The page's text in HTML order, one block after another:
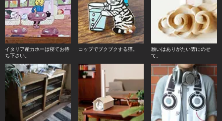
イタリア産カホーは寝てお待
ち下さい。
コップでブクブクする猫。
願いはありがたい雲にのせ
て。